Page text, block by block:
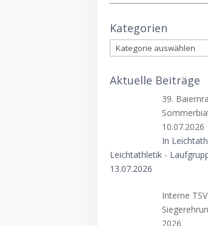
Kategorien
Kategorien
Aktuelle Beiträge
39.
10.07.2026
In
Leichtathletik -
13.07.2026
Interne
2026